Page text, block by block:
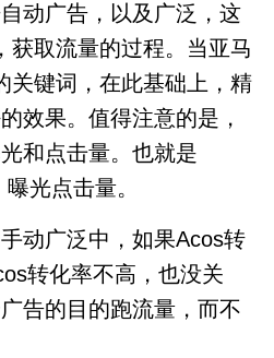
动广告，以及广泛，这
获取流量的过程。当亚马
关键词，在此基础上，精
效果。值得注意的是，
和点击量。也就是
光点击量。
动广泛中，如果Acos转
转化率不高，也没关
告的目的跑流量，而不